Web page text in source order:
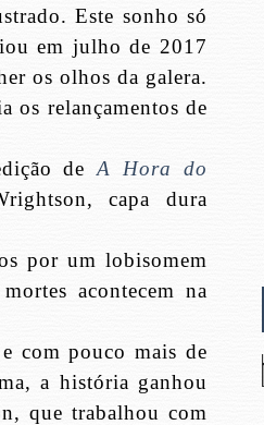
Este sonho só
em julho de 2017
os olhos da galera.
os relançamentos de
deA Hora do
capa dura
por um lobisomem
acontecem na
com pouco mais de
a história ganhou
que trabalhou com